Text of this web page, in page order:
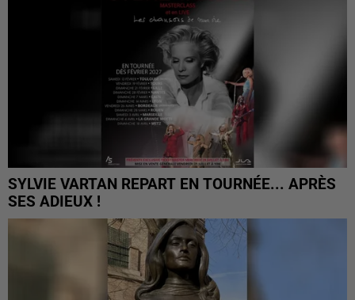
SYLVIE VARTAN REPART EN TOURNÉE... APRÈS
SES ADIEUX !